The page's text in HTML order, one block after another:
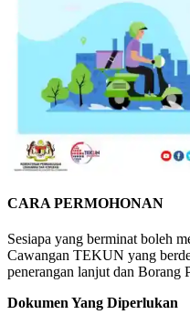
CARA PERMOHONAN
Sesiapa yang berminat boleh
Cawangan TEKUN yang
penerangan lanjut dan Borang
Dokumen Yang Diperlukan